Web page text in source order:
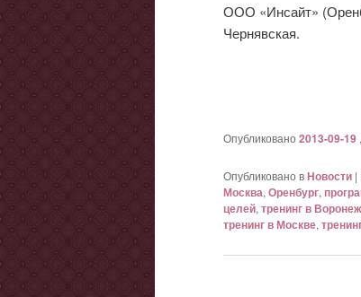
ООО «Инсайт»
Чернявская.
Опубликовано 2013-09-19
Опубликовано вНовости |
Москва,Оренбург,
целей,тренинг в
тренинг в Москве,